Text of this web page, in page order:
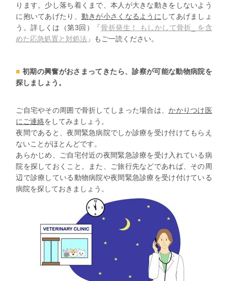
ります。少し落ち着くまで、本人が大きな動きをしないよう
に抱いてあげたり、 動きが小さくなるように してあげましょ
う。詳しくは（第3回）「骨折発生！ もしかして骨折_ を含
めた応急処置と対処法 」もご一読ください。
初期の興奮がおさまってきたら、診察が可能な動物病院を
探しましょう。
ご自宅やその周囲で骨折してしまった場合は、かかりつけ医
にご連絡をしてみましょう。
夜間であると、夜間緊急病院でしか診療を受け付けてもらえ
ないことがほとんどです。
あらかじめ、ご自宅付近の夜間緊急診療を受け入れている病
院を探しておくこと。また、ご旅行先などであれば、その周
辺で診療している動物病院や夜間緊急診療を受け付けている
病院を探しておきましょう。